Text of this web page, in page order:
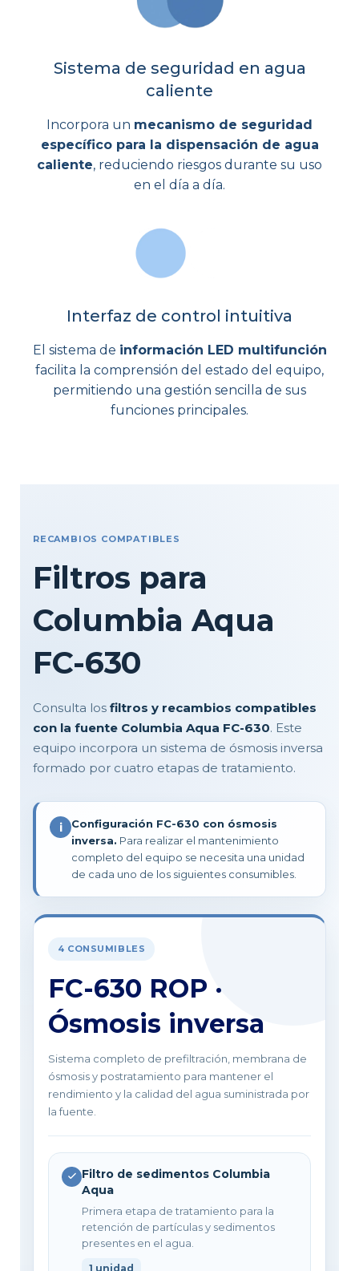
Sistema de seguridad en agua
caliente
Incorpora un mecanismo de seguridad
específico para la dispensación de agua
caliente, reduciendo riesgos durante su uso
en el día a día.
Interfaz de control intuitiva
El sistema de información LED multifunción
facilita la comprensión del estado del equipo,
permitiendo una gestión sencilla de sus
funciones principales.
RECAMBIOS COMPATIBLES
Filtros para
Columbia Aqua
FC-630
Consulta los filtros y recambios compatibles
con la fuente Columbia Aqua FC-630. Este
equipo incorpora un sistema de ósmosis inversa
formado por cuatro etapas de tratamiento.
i
Configuración FC-630 con ósmosis
inversa. Para realizar el mantenimiento
completo del equipo se necesita una unidad
de cada uno de los siguientes consumibles.
4 CONSUMIBLES
FC-630 ROP ·
Ósmosis inversa
Sistema completo de prefiltración, membrana de
ósmosis y postratamiento para mantener el
rendimiento y la calidad del agua suministrada por
la fuente.
Filtro de sedimentos Columbia
Aqua
Primera etapa de tratamiento para la
retención de partículas y sedimentos
presentes en el agua.
1 unidad